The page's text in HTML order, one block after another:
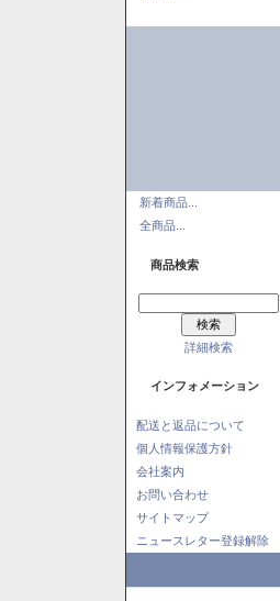
新着商品...
全商品...
商品検索
詳細検索
インフォメーション
配送と返品について
個人情報保護方針
会社案内
お問い合わせ
サイトマップ
ニュースレター登録解除